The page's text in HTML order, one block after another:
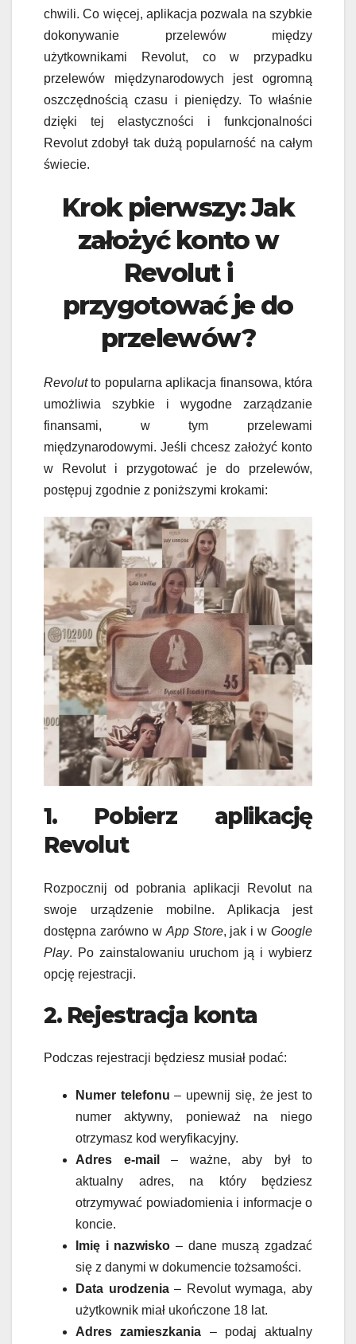
chwili. Co więcej, aplikacja pozwala na szybkie
dokonywanie przelewów między
użytkownikami Revolut, co w przypadku
przelewów międzynarodowych jest ogromną
oszczędnością czasu i pieniędzy. To właśnie
dzięki tej elastyczności i funkcjonalności
Revolut zdobył tak dużą popularność na całym
świecie.
Krok pierwszy: Jak
założyć konto w
Revolut i
przygotować je do
przelewów?
Revolutto popularna aplikacja finansowa, która
umożliwia szybkie i wygodne zarządzanie
finansami, w tym przelewami
międzynarodowymi. Jeśli chcesz założyć konto
w Revolut i przygotować je do przelewów,
postępuj zgodnie z poniższymi krokami:
1. Pobierz aplikację
Revolut
Rozpocznij od pobrania aplikacji Revolut na
swoje urządzenie mobilne. Aplikacja jest
dostępna zarówno w App Store, jak i w Google
Play. Po zainstalowaniu uruchom ją i wybierz
opcję rejestracji.
2. Rejestracja konta
Podczas rejestracji będziesz musiał podać:
Numer telefonu – upewnij się, że jest to
numer aktywny, ponieważ na niego
otrzymasz kod weryfikacyjny.
Adres e-mail
– ważne, aby był to
aktualny adres, na który będziesz
otrzymywać powiadomienia i informacje o
koncie.
Imię i nazwisko – dane muszą zgadzać
się z danymi w dokumencie tożsamości.
Data urodzenia– Revolut wymaga, aby
użytkownik miał ukończone 18 lat.
Adres zamieszkania – podaj aktualny